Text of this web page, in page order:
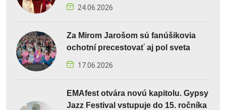
24.06.2026
Za Mirom Jarošom sú fanúšikovia
ochotní precestovať aj pol sveta
17.06.2026
EMAfest otvára novú kapitolu. Gypsy
Jazz Festival vstupuje do 15. ročníka